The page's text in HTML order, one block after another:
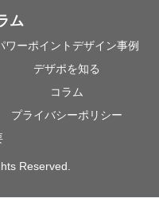
ム
ワーポイントデザイン事例
デザポを知る
コラム
プライバシーポリシー
Reserved.